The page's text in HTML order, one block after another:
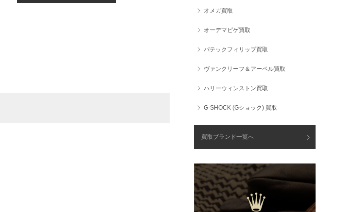
オメガ買取
オーデマピゲ買取
パテックフィリップ買取
ヴァンクリーフ＆アーペル買取
ハリーウィンストン買取
G-SHOCK (Gショック) 買取
買取ブランド一覧へ